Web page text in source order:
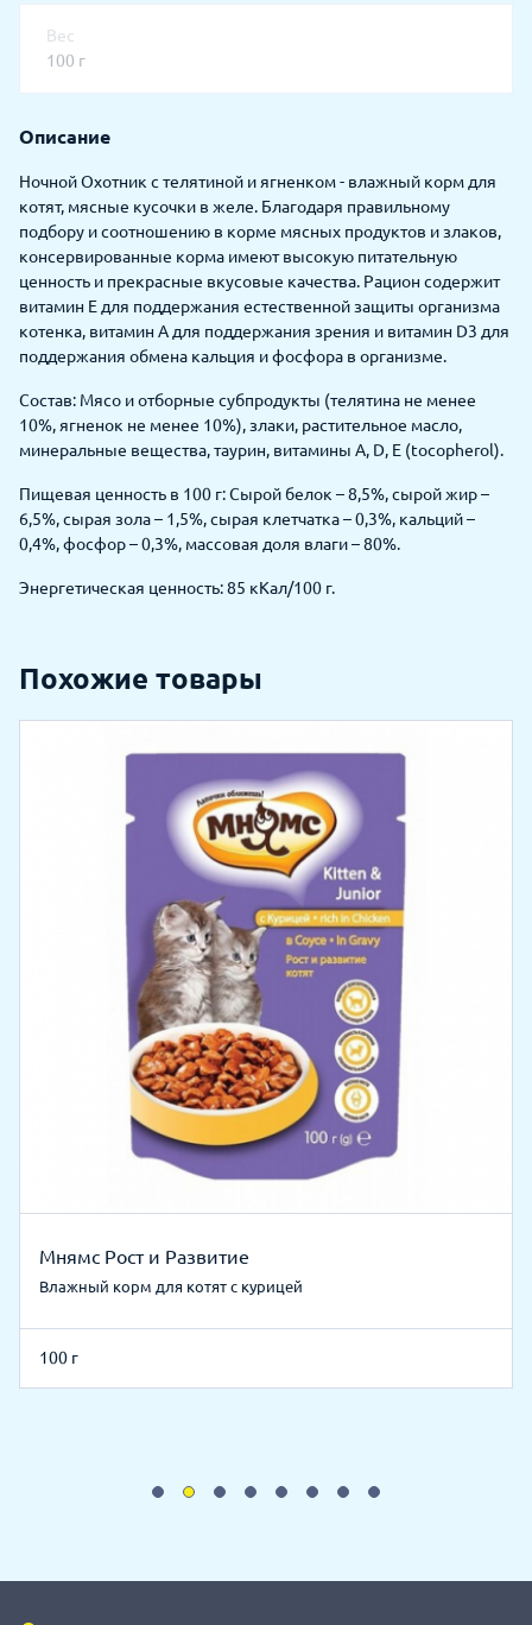
Вес
100 г
Описание
Ночной Охотник с телятиной и ягненком - влажный корм для
котят, мясные кусочки в желе. Благодаря правильному
подбору и соотношению в корме мясных продуктов и злаков,
консервированные корма имеют высокую питательную
ценность и прекрасные вкусовые качества. Рацион содержит
витамин E для поддержания естественной защиты организма
котенка, витамин А для поддержания зрения и витамин D3 для
поддержания обмена кальция и фосфора в организме.
Состав: Мясо и отборные субпродукты (телятина не менее
10%, ягненок не менее 10%), злаки, растительное масло,
минеральные вещества, таурин, витамины А, D, E (tocopherol).
Пищевая ценность в 100 г: Сырой белок – 8,5%, сырой жир –
6,5%, сырая зола – 1,5%, сырая клетчатка – 0,3%, кальций –
0,4%, фосфор – 0,3%, массовая доля влаги – 80%.
Энергетическая ценность: 85 кКал/100 г.
Похожие товары
Мнямс Рост и Развитие
Влажный корм для котят с курицей
100 г